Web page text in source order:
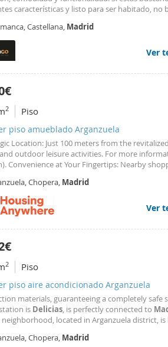
características y listo para ser habitado, no
o no. Descubre nuestro innovador sistema
Castellana, Madrid
Ver
2 Piso
piso amueblado Arganzuela
Location: Just 100 meters from the revitalized
outdoor leisure activities. For more
Convenience at Your Fingertips: Nearby
, a leading cultural center with cinemas
Chopera, Madrid
Ver
2 Piso
piso aire acondicionado Arganzuela
materials, guaranteeing a completely safe
is Delicias, is perfectly connected to
located in Arganzuela district,
the neighborhood is occupied by
Chopera, Madrid